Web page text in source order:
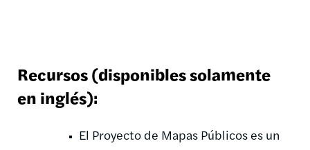
Recursos (disponibles solamente
en inglés):
El Proyecto de Mapas Públicos es un